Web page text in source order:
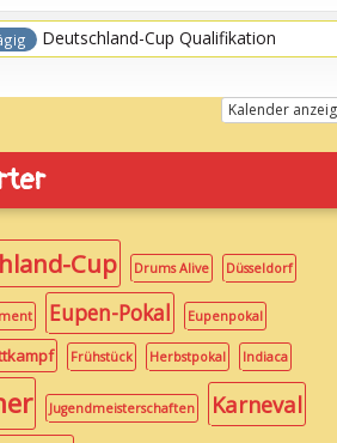
Deutschland-Cup Qualifikation
Kalender
Cup Drums Alive Düsseldorf
Eupen-Pokal Eupenpokal
Frühstück Herbstpokal Indiaca
Jugendmeisterschaften Karneval